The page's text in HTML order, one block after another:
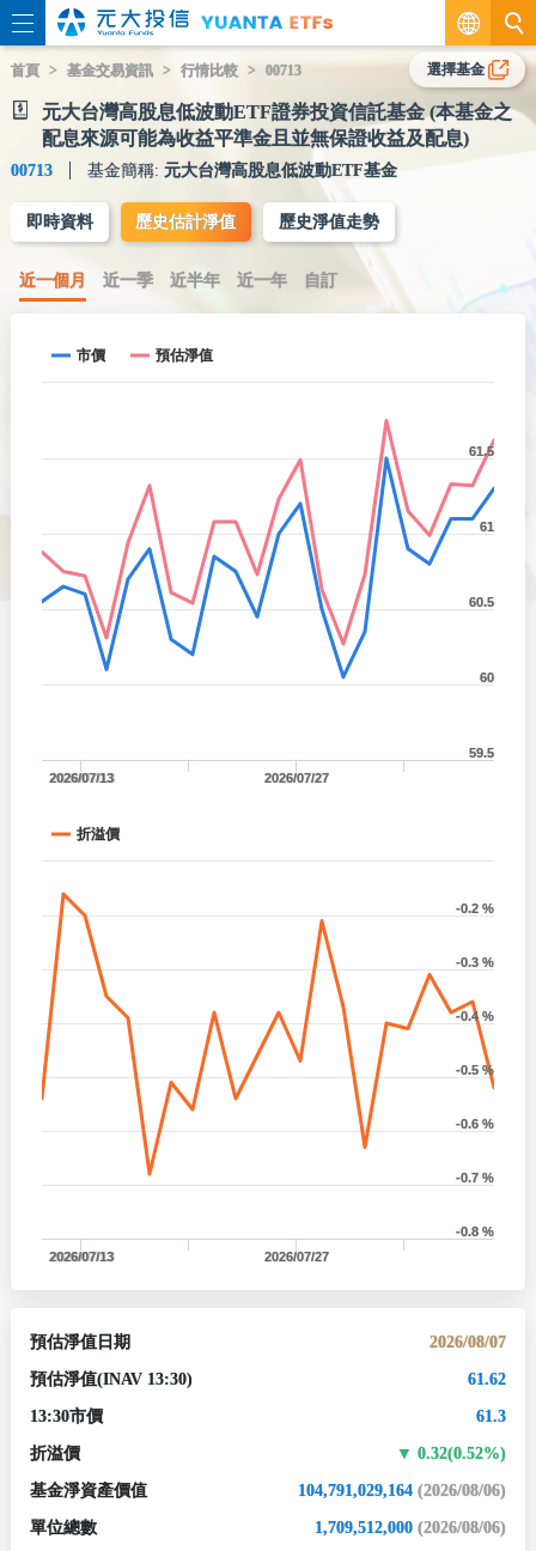
繁
EN
首頁 基金交易資訊 行情比較 00713
元大台灣高股息低波動ETF證券投資信託基金 (本基金之
配息來源可能為收益平準金且並無保證收益及配息)
00713 基金簡稱: 元大台灣高股息低波動ETF基金
選擇基金
即時資料 歷史估計淨值 歷史淨值走勢
近一個月 近一季 近半年 近一年 自訂
市價 預估淨值
2026/07/13 2026/07/27
59.5
60
60.5
61
61.5
折溢價
2026/07/13 2026/07/27
-0.8 %
-0.7 %
-0.6 %
-0.5 %
-0.4 %
-0.3 %
-0.2 %
預估淨值日期 2026/08/07
預估淨值(INAV 13:30) 61.62
13:30市價 61.3
折溢價 0.32(0.52%)
基金淨資產價值 104,791,029,164 (2026/08/06)
單位總數 1,709,512,000 (2026/08/06)